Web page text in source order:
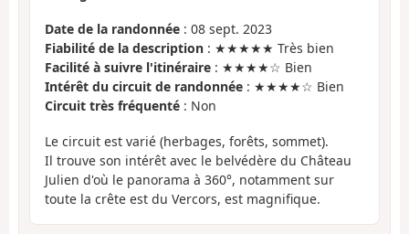
Date de la randonnée : 08 sept. 2023
Fiabilité de la description : ★★★★★ Très bien
Facilité à suivre l'itinéraire : ★★★★☆ Bien
Intérêt du circuit de randonnée : ★★★★☆ Bien
Circuit très fréquenté : Non
Le circuit est varié (herbages, forêts, sommet).
Il trouve son intérêt avec le belvédère du Château
Julien d'où le panorama à 360°, notamment sur
toute la crête est du Vercors, est magnifique.